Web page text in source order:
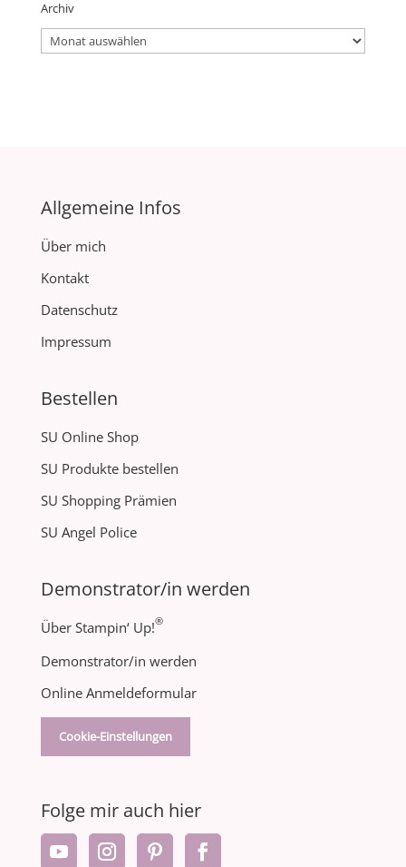
Archiv
Archiv
Allgemeine Infos
Über mich
Kontakt
Datenschutz
Impressum
Bestellen
SU Online Shop
SU Produkte bestellen
SU Shopping Prämien
SU Angel Police
Demonstrator/in werden
Über Stampin‘ Up!®
Demonstrator/in werden
Online Anmeldeformular
Cookie-Einstellungen
Folge mir auch hier